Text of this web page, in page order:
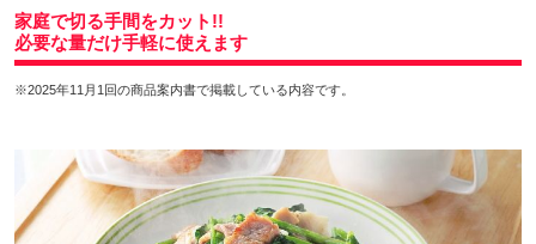
家庭で切る手間をカット!!
必要な量だけ手軽に使えます
※2025年11月1回の商品案内書で掲載している内容です。